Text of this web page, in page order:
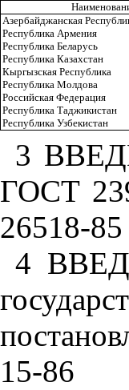
Азербайджанская
Республика Армения
Республика Беларусь
Республика Казахстан
Кыргызская Республика
Республика Молдова
Российская Федерация
Республика Таджикистан
Республика Узбекистан
3
ГОСТ
26518-85
4
15-86